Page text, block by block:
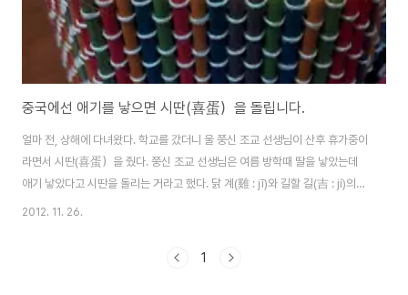
중국에선 애기를 낳으면 시딴(喜蛋）을 돌립니다.
얼마 전, 상해에 다녀왔다. 학교를 갔더니 울 쭝신 조교 선생님이 산후 휴가중이
라면서 시딴(喜蛋）을 줬다. 쭝신 조교 선생님은 여름 방학때 딸을 낳았는데
애기 낳았다고 시딴을 돌리는 거라고 했다. 닭 계(雞 : jī)와 길할 길(吉 : jí)의
발음이 같아 달걀을 돌린다고 한다. 전통적인 방법으로는 달걀을 삶아서 빨간
스티커도 붙여져 있다. 안에는 달걀 2개가 들어있다. 달걀과 함께 딸을 낳았으
2012. 11. 26.
1